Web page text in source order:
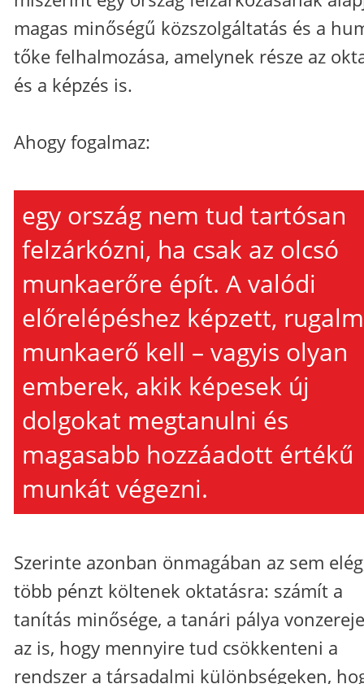
magas minőségű közszolgáltatás és a
tőke felhalmozása, amelynek része az
és a képzés is.
Ahogy fogalmaz:
egy ország nem tud tartósan
felzárkózni, ha csak az olcsó
munkaerőre épít. A valódi
előrelépéshez képzett,
munkaerő kell – vagyis olyan
emberek, akik képesek új
dolgokat megtanulni és
magasabb hozzáadott értékű
munkát végezni.
Szerinte azonban önmagában az sem
több pénzt költenek oktatásra: számít a
tanítás minősége, a tanári pálya
az is, hogy mennyire tud csökkenteni a
rendszer a társadalmi különbségeken,